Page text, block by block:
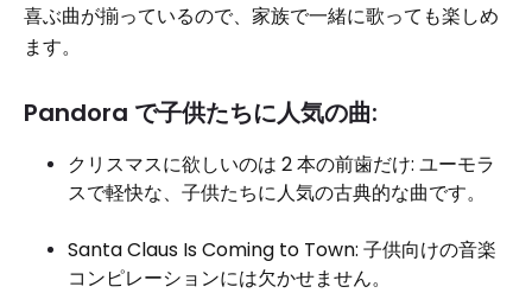
喜ぶ曲が揃っているので、家族で一緒に歌っても楽しめ
ます。
Pandora で子供たちに人気の曲:
クリスマスに欲しいのは 2 本の前歯だけ: ユーモラ
スで軽快な、子供たちに人気の古典的な曲です。
Santa Claus Is Coming to Town: 子供向けの音楽
コンピレーションには欠かせません。